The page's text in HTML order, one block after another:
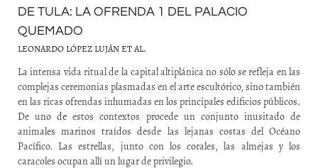
DE TULA: LA OFRENDA 1 DEL PALACIO
QUEMADO
LEONARDO LÓPEZ LUJÁN ET AL.
La intensa vida ritual de la capital altiplánica no sólo se refleja en las
complejas ceremonias plasmadas en el arte escultórico, sino también
en las ricas ofrendas inhumadas en los principales edificios públicos.
De uno de estos contextos procede un conjunto inusitado de
animales marinos traídos desde las lejanas costas del Océano
Pacífico. Las estrellas, junto con los corales, las almejas y los
caracoles ocupan allí un lugar de privilegio.